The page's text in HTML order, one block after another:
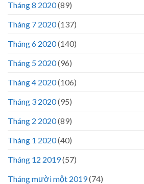
Tháng 8 2020(89)
Tháng 7 2020(137)
Tháng 6 2020(140)
Tháng 5 2020(96)
Tháng 4 2020(106)
Tháng 3 2020(95)
Tháng 2 2020(89)
Tháng 1 2020(40)
Tháng 12 2019(57)
Tháng mười một 2019(74)